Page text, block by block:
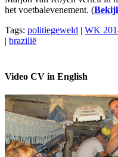
het voetbalevenement. (
Tags: politiegeweld | WK
| brazilië
Video CV in English